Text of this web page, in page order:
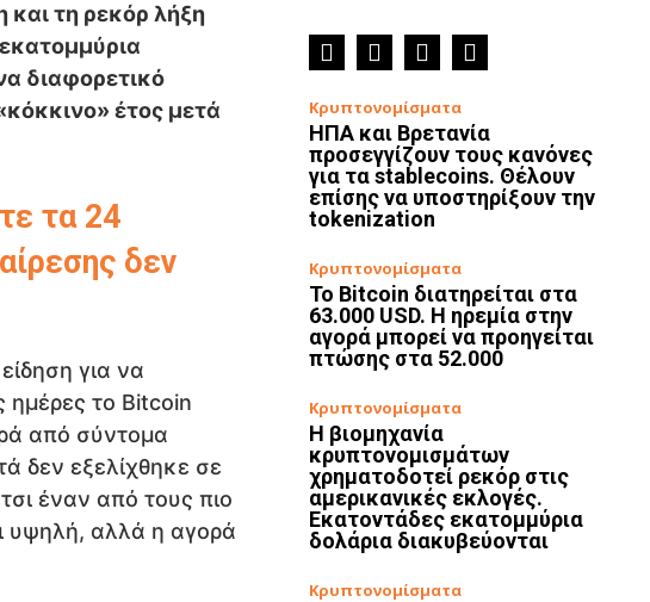
και τη ρεκόρ λήξη
διαφορετικό
έτος μετά
τα 24
δεν
για να
ημέρες το Bitcoin
από σύντομα
δεν εξελίχθηκε σε
έναν από τους πιο
υψηλή, αλλά η αγορά
Κρυπτονομίσματα
ΗΠΑ και Βρετανία
προσεγγίζουν τους κανόνες
για τα stablecoins. Θέλουν
επίσης να υποστηρίξουν την
tokenization
Κρυπτονομίσματα
Το Bitcoin διατηρείται στα
63.000 USD. Η ηρεμία στην
αγορά μπορεί να προηγείται
πτώσης στα 52.000
Κρυπτονομίσματα
Η βιομηχανία
κρυπτονομισμάτων
χρηματοδοτεί ρεκόρ στις
αμερικανικές εκλογές.
Εκατοντάδες εκατομμύρια
δολάρια διακυβεύονται
Κρυπτονομίσματα